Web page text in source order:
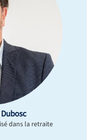
dans la retraite